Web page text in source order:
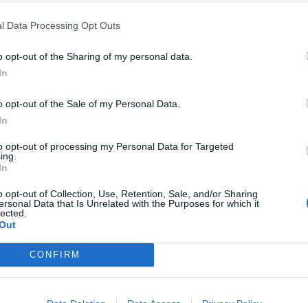
Data Processing Opt Outs
opt-out of the Sharing of my personal data.
opt-out of the Sale of my Personal Data.
opt-out of processing my Personal Data for Targeted
opt-out of Collection, Use, Retention, Sale, and/or Sharing
Data that Is Unrelated with the Purposes for which it
CONFIRM
Mirė garsi lietuvių aktorė: „Jos vaidmenys išliks